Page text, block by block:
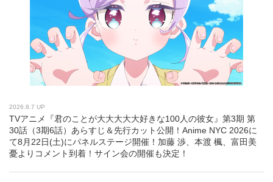
2026.8.7 UP
TVアニメ『君のことが大大大大大好きな100人の彼女』第3期 第
30話（3期6話）あらすじ＆先行カット公開！Anime NYC 2026に
て8月22日(土)にパネルステージ開催！加藤 渉、本渡 楓、富田美
憂よりコメント到着！サイン会の開催も決定！